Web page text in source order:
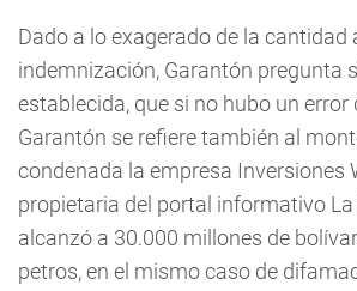
Dado a lo exagerado de la cantidad
indemnización, Garantón pregunta
establecida, que si no hubo un
Garantón se refiere también al
condenada la empresa Inversiones
propietaria del portal informativo La
alcanzó a 30.000 millones de
petros, en el mismo caso de